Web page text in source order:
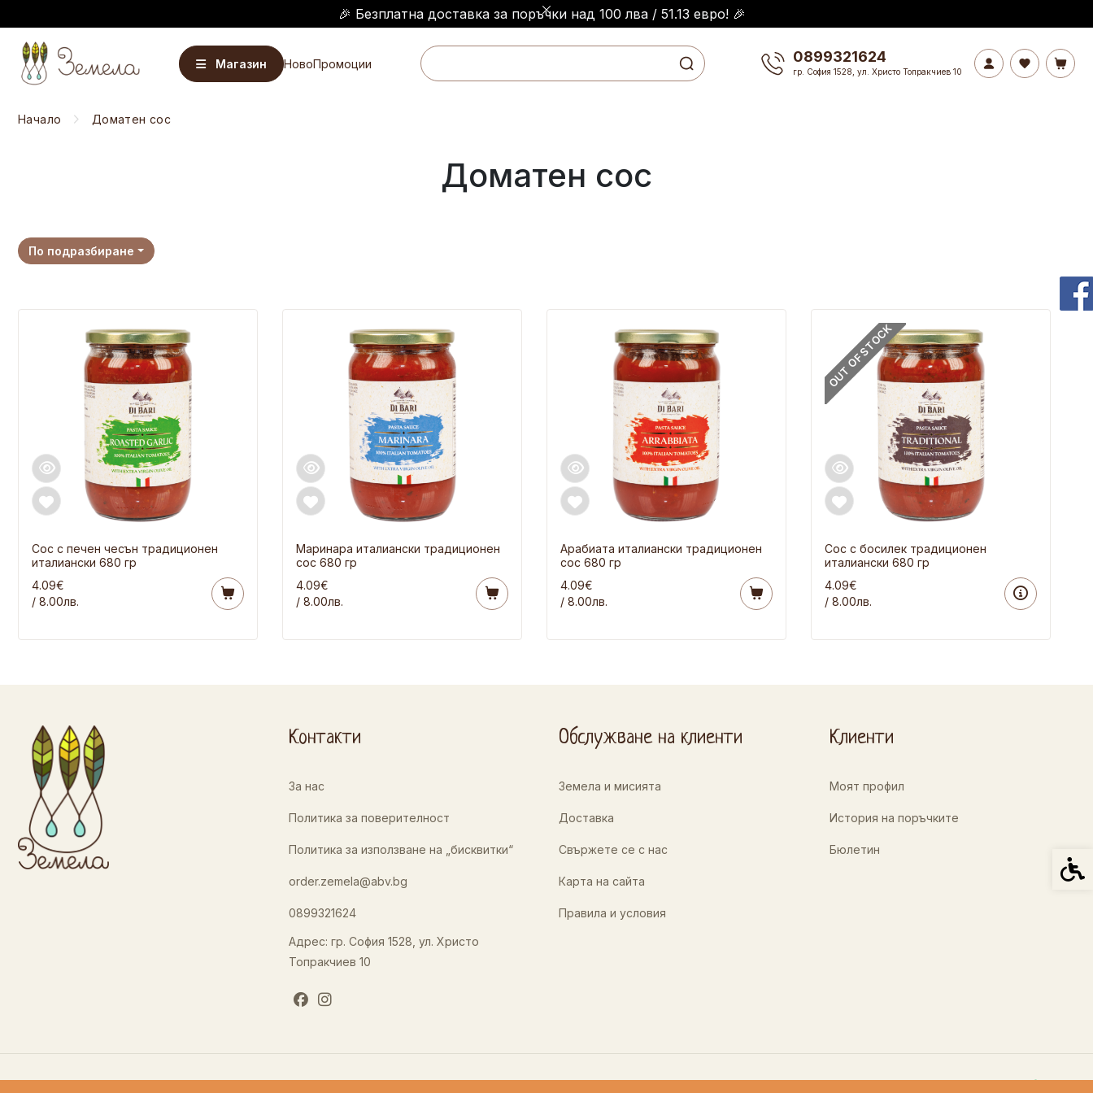
🎉 Безплатна доставка за поръчки над 100 лва / 51.13 евро! 🎉
Магазин НовоПромоции 0899321624
гр. София 1528, ул. Христо Топракчиев 10
Начало Доматен сос
Доматен сос
По подразбиране
Сос с печен чесън традиционен
италиански 680 гр
4.09€
/ 8.00лв.
Маринара италиански традиционен
сос 680 гр
4.09€
/ 8.00лв.
Арабиата италиански традиционен
сос 680 гр
4.09€
/ 8.00лв.
OUT OF STOCK
Сос с босилек традиционен
италиански 680 гр
4.09€
/ 8.00лв.
Контакти
За нас
Политика за поверителност
Политика за използване на „бисквитки“
order.zemela@abv.bg
0899321624
Адрес: гр. София 1528, ул. Христо
Топракчиев 10
Обслужване на клиенти
Земела и мисията
Доставка
Свържете се с нас
Карта на сайта
Правила и условия
Клиенти
Моят профил
История на поръчките
Бюлетин